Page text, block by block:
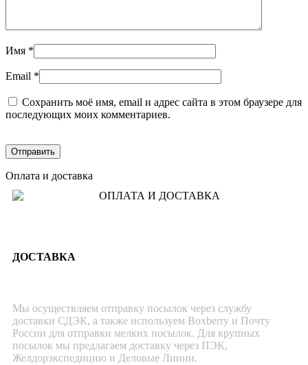
Имя *
Email *
Сохранить моё имя, email и адрес сайта в этом браузере для
последующих моих комментариев.
Оплата и доставка
ДОСТАВКА
Мы осуществляем отправку посылок через службу
доставки СДЭК, а также используем Boxberry и Почту
России для отправки мелких посылок. Для крупных
посылок мы предлагаем доставку через ПЭК,
Желдорэкспедицию и Деловые Линии.